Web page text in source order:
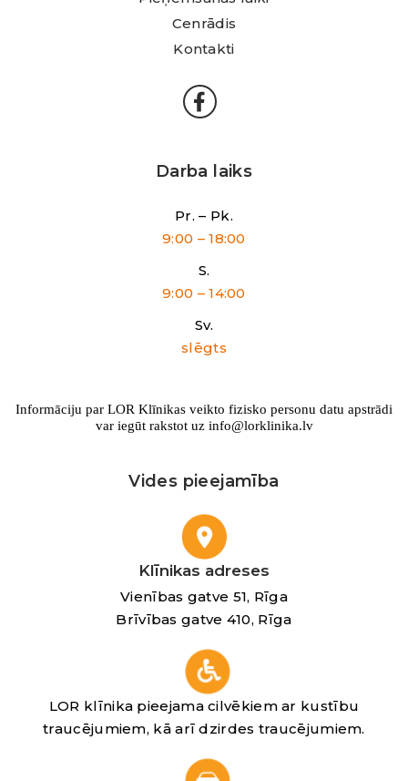
Cenrādis
Kontakti
Darba laiks
Pr. – Pk.
9:00 – 18:00
S.
9:00 – 14:00
Sv.
slēgts
Informāciju par LOR Klīnikas veikto fizisko personu datu apstrādi
var iegūt rakstot uz info@lorklinika.lv
Vides pieejamība
Klīnikas adreses
Vienības gatve 51, Rīga
Brīvības gatve 410, Rīga
LOR klīnika pieejama cilvēkiem ar kustību
traucējumiem, kā arī dzirdes traucējumiem.